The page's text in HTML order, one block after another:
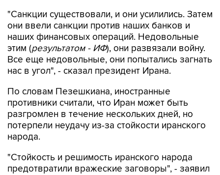
"Санкции существовали, и они усилились. Затем
они ввели санкции против наших банков и
наших финансовых операций. Недовольные
этим (результатом - ИФ), они развязали войну.
Все еще недовольные, они попытались загнать
нас в угол", - сказал президент Ирана.
По словам Пезешкиана, иностранные
противники считали, что Иран может быть
разгромлен в течение нескольких дней, но
потерпели неудачу из-за стойкости иранского
народа.
"Стойкость и решимость иранского народа
предотвратили вражеские заговоры", - заявил